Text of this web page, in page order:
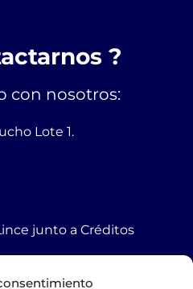
?
con nosotros:
Lote 1.
junto a Créditos
1